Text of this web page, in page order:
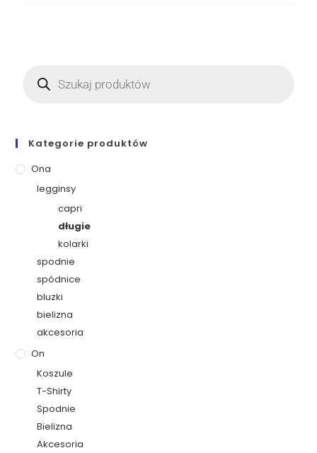
Kategorie produktów
Ona
legginsy
capri
długie
kolarki
spodnie
spódnice
bluzki
bielizna
akcesoria
On
Koszule
T-Shirty
Spodnie
Bielizna
Akcesoria